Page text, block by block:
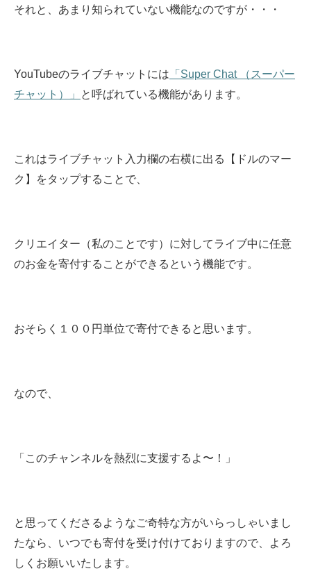
それと、あまり知られていない機能なのですが・・・
YouTubeのライブチャットには 「Super Chat （スーパー
チャット）」
と呼ばれている機能があります。
これはライブチャット入力欄の右横に出る【ドルのマー
ク】をタップすることで、
クリエイター（私のことです）に対してライブ中に任意
のお金を寄付することができるという機能です。
おそらく１００円単位で寄付できると思います。
なので、
「このチャンネルを熱烈に支援するよ〜！」
と思ってくださるようなご奇特な方がいらっしゃいまし
たなら、いつでも寄付を受け付けておりますので、よろ
しくお願いいたします。